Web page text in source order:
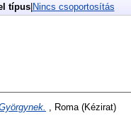
típus| Nincs csoportosítás
, Roma (Kézirat)